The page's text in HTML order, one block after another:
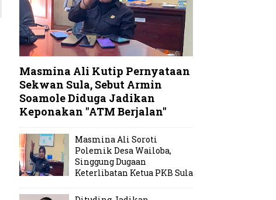
Masmina Ali Kutip Pernyataan
Sekwan Sula, Sebut Armin
Soamole Diduga Jadikan
Keponakan "ATM Berjalan"
Masmina Ali Soroti
Polemik Desa Wailoba,
Singgung Dugaan
Keterlibatan Ketua PKB Sula